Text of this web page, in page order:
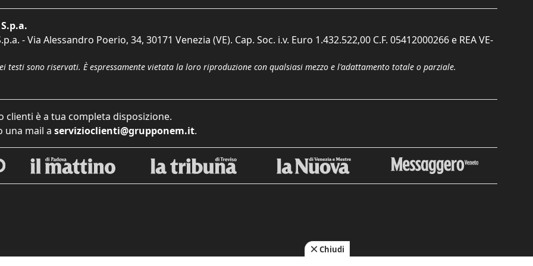
- Via Alessandro Poerio, 34, 30171 Venezia (VE). Cap. Soc. i.v. Euro 1.432.522,00 C.F. 05412000266 e REA VE-
testi sono riservati. È espressamente vietata la loro riproduzione con qualsiasi mezzo e l'adattamento totale o parziale.
clienti è a tua completa disposizione.
una mail a servizioclienti@grupponem.it.
Chiudi